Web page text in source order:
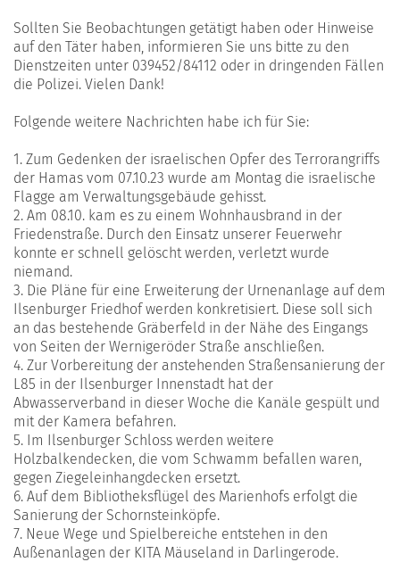
Sollten Sie Beobachtungen getätigt haben oder Hinweise
auf den Täter haben, informieren Sie uns bitte zu den
Dienstzeiten unter 039452/84112 oder in dringenden Fällen
die Polizei. Vielen Dank!
Folgende weitere Nachrichten habe ich für Sie:
1. Zum Gedenken der israelischen Opfer des Terrorangriffs
der Hamas vom 07.10.23 wurde am Montag die israelische
Flagge am Verwaltungsgebäude gehisst.
2. Am 08.10. kam es zu einem Wohnhausbrand in der
Friedenstraße. Durch den Einsatz unserer Feuerwehr
konnte er schnell gelöscht werden, verletzt wurde
niemand.
3. Die Pläne für eine Erweiterung der Urnenanlage auf dem
Ilsenburger Friedhof werden konkretisiert. Diese soll sich
an das bestehende Gräberfeld in der Nähe des Eingangs
von Seiten der Wernigeröder Straße anschließen.
4. Zur Vorbereitung der anstehenden Straßensanierung der
L85 in der Ilsenburger Innenstadt hat der
Abwasserverband in dieser Woche die Kanäle gespült und
mit der Kamera befahren.
5. Im Ilsenburger Schloss werden weitere
Holzbalkendecken, die vom Schwamm befallen waren,
gegen Ziegeleinhangdecken ersetzt.
6. Auf dem Bibliotheksflügel des Marienhofs erfolgt die
Sanierung der Schornsteinköpfe.
7. Neue Wege und Spielbereiche entstehen in den
Außenanlagen der KITA Mäuseland in Darlingerode.